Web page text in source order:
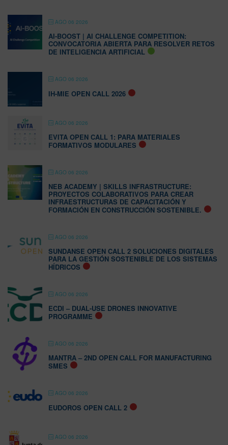
AGO 06 2026
AI-BOOST | AI CHALLENGE COMPETITION:
CONVOCATORIA ABIERTA PARA RESOLVER RETOS
DE INTELIGENCIA ARTIFICIAL
AGO 06 2026
IH-MIE OPEN CALL 2026
AGO 06 2026
EVITA OPEN CALL 1: PARA MATERIALES
FORMATIVOS MODULARES
AGO 06 2026
NEB ACADEMY | SKILLS INFRASTRUCTURE:
PROYECTOS COLABORATIVOS PARA CREAR
INFRAESTRUCTURAS DE CAPACITACIÓN Y
FORMACIÓN EN CONSTRUCCIÓN SOSTENIBLE.
AGO 06 2026
SUNDANSE OPEN CALL 2 SOLUCIONES DIGITALES
PARA LA GESTIÓN SOSTENIBLE DE LOS SISTEMAS
HÍDRICOS
AGO 06 2026
ECDI – DUAL-USE DRONES INNOVATIVE
PROGRAMME
AGO 06 2026
MANTRA – 2ND OPEN CALL FOR MANUFACTURING
SMES
AGO 06 2026
EUDOROS OPEN CALL 2
AGO 06 2026